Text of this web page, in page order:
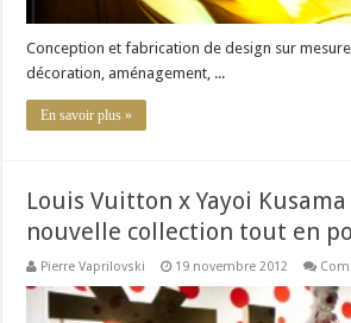
Conception et fabrication de design sur
décoration, aménagement, ...
En savoir plus »
Louis Vuitton x Yayoi
nouvelle collection tout en
Pierre Vaprilovski 19 novembre 2012